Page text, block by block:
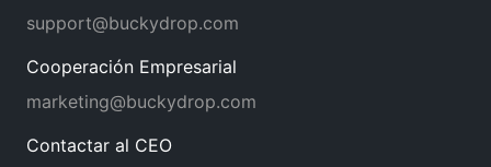
support@buckydrop.com
Cooperación Empresarial
marketing@buckydrop.com
Contactar al CEO